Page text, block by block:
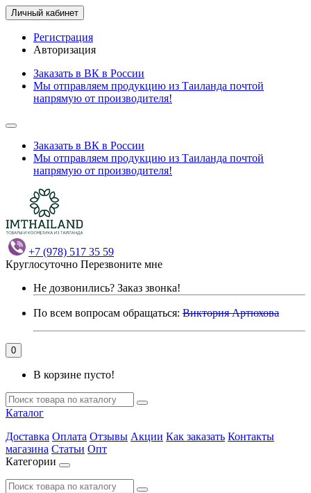
Личный кабинет
Регистрация
Авторизация
Заказать в ВК в России
Мы отправляем продукцию из Таиланда почтой
напрямую от производителя!
Заказать в ВК в России
Мы отправляем продукцию из Таиланда почтой
напрямую от производителя!
+7 (978) 517 35 59
Круглосуточно Перезвоните мне
Не дозвонились? Заказ звонка!
По всем вопросам обращаться: Виктория Артюхова
0
В корзине пусто!
Каталог
Доставка Оплата Отзывы Акции Как заказать Контакты
магазина Статьи Опт
Категории